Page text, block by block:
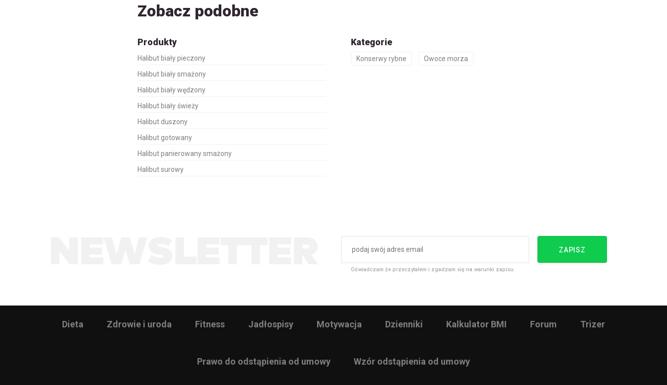
Zobacz podobne
Produkty
Halibut biały pieczony
Halibut biały smażony
Halibut biały wędzony
Halibut biały świeży
Halibut duszony
Halibut gotowany
Halibut panierowany smażony
Halibut surowy
Kategorie
Konserwy rybne Owoce morza
ZAPISZ
Oświadczam że przeczytałem i zgadzam się na warunki zapisu.
Dieta Zdrowie i uroda Fitness Jadłospisy Motywacja Dzienniki Kalkulator BMI Forum Trizer
Prawo do odstąpienia od umowy Wzór odstąpienia od umowy